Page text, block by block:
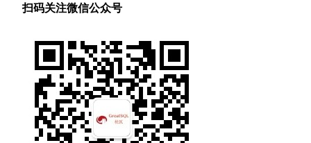
扫码关注微信公众号